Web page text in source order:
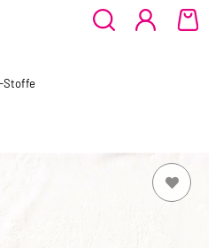
Stoffe